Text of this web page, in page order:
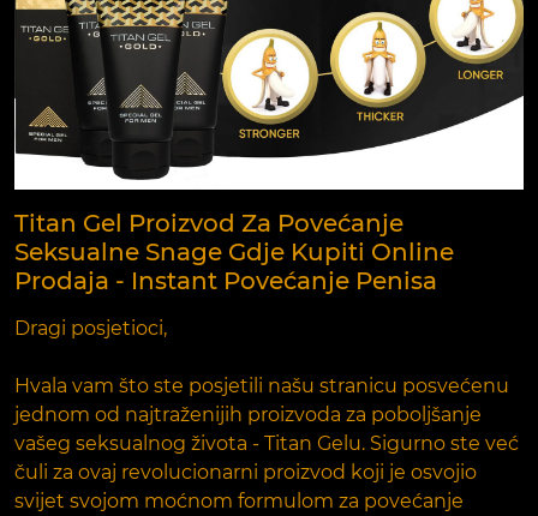
Titan Gel Proizvod Za Povećanje
Seksualne Snage Gdje Kupiti Online
Prodaja - Instant Povećanje Penisa
Dragi posjetioci,
Hvala vam što ste posjetili našu stranicu posvećenu
jednom od najtraženijih proizvoda za poboljšanje
vašeg seksualnog života - Titan Gelu. Sigurno ste već
čuli za ovaj revolucionarni proizvod koji je osvojio
svijet svojom moćnom formulom za povećanje